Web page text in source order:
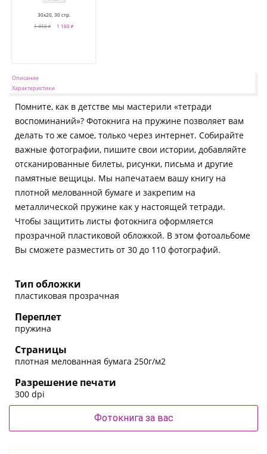
30х20, 30 стр.
1 450 ₽
1 160 ₽
Описание
Характеристики
Помните, как в детстве мы мастерили «тетради
воспоминаний»? Фотокнига на пружине позволяет вам
делать то же самое, только через интернет. Собирайте
важные фотографии, пишите свои истории, добавляйте
отсканированные билеты, рисунки, письма и другие
памятные вещицы. Мы напечатаем вашу книгу на
плотной мелованной бумаге и закрепим на
металлической пружине как у настоящей тетради.
Чтобы защитить листы фотокнига оформляется
прозрачной пластиковой обложкой. В этом фотоальбоме
Вы сможете разместить от 30 до 110 фотографий.
Тип обложки
пластиковая прозрачная
Переплет
пружина
Страницы
плотная мелованная бумага 250г/м2
Разрешение печати
300 dpi
Фотокнига за вас